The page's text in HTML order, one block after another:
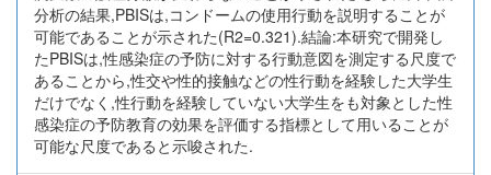
分析の結果,PBISは,コンドームの使用行動を説明することが
可能であることが示された(R2=0.321).結論:本研究で開発し
たPBISは,性感染症の予防に対する行動意図を測定する尺度で
あることから,性交や性的接触などの性行動を経験した大学生
だけでなく,性行動を経験していない大学生をも対象とした性
感染症の予防教育の効果を評価する指標として用いることが
可能な尺度であると示唆された.